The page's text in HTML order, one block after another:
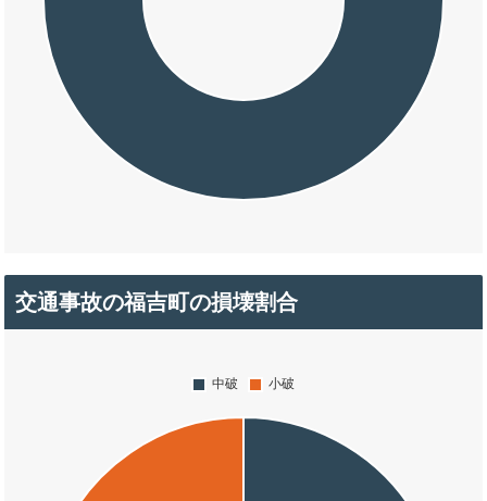
交通事故の福吉町の損壊割合